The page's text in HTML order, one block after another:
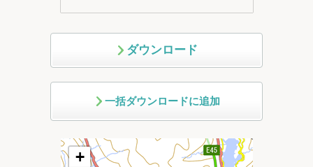
ダウンロード
一括ダウンロードに追加
+